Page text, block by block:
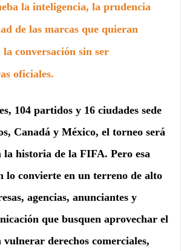
la inteligencia, la prudencia
de las marcas que quieran
conversación sin ser
oficiales.
104 partidos y 16 ciudades sede
Canadá y México, el torneo será
la historia de la FIFA. Pero esa
lo convierte en un terreno de alto
agencias, anunciantes y
que busquen aprovechar el
derechos comerciales,